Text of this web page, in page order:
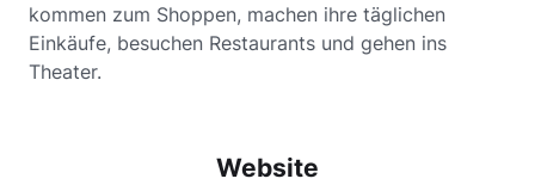
kommen zum Shoppen, machen ihre täglichen
Einkäufe, besuchen Restaurants und gehen ins
Theater.
Website